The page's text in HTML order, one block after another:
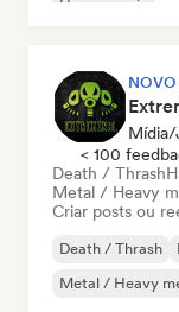
House music
NOVO
Mídia/
< 100
Death / Thrash
Metal / Heavy
Criar posts ou
Death / Thrash
Metal / Heavy